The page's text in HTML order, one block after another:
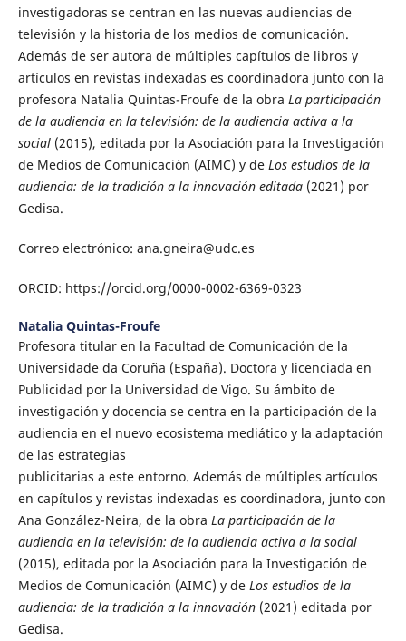
investigadoras se centran en las nuevas audiencias de
televisión y la historia de los medios de comunicación.
Además de ser autora de múltiples capítulos de libros y
artículos en revistas indexadas es coordinadora junto con la
profesora Natalia Quintas-Froufe de la obra La participación
de la audiencia en la televisión: de la audiencia activa a la
social(2015), editada por la Asociación para la Investigación
de Medios de Comunicación (AIMC) y de Los estudios de la
audiencia: de la tradición a la innovación editada(2021) por
Gedisa.
Correo electrónico: ana.gneira@udc.es
ORCID: https://orcid.org/0000-0002-6369-0323
Natalia Quintas-Froufe
Profesora titular en la Facultad de Comunicación de la
Universidade da Coruña (España). Doctora y licenciada en
Publicidad por la Universidad de Vigo. Su ámbito de
investigación y docencia se centra en la participación de la
audiencia en el nuevo ecosistema mediático y la adaptación
de las estrategias
publicitarias a este entorno. Además de múltiples artículos
en capítulos y revistas indexadas es coordinadora, junto con
Ana González-Neira, de la obra La participación de la
audiencia en la televisión: de la audiencia activa a la social
(2015), editada por la Asociación para la Investigación de
Medios de Comunicación (AIMC) y de Los estudios de la
audiencia: de la tradición a la innovación(2021) editada por
Gedisa.